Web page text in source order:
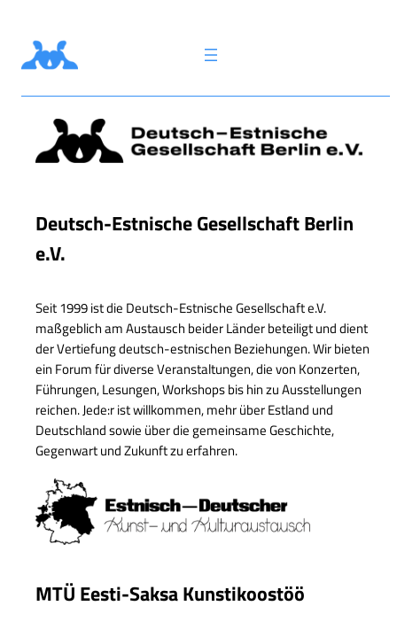
Deutsch-Estnische Gesellschaft Berlin
e.V.
Seit 1999 ist die Deutsch-Estnische Gesellschaft e.V.
maßgeblich am Austausch beider Länder beteiligt und dient
der Vertiefung deutsch-estnischen Beziehungen. Wir bieten
ein Forum für diverse Veranstaltungen, die von Konzerten,
Führungen, Lesungen, Workshops bis hin zu Ausstellungen
reichen. Jede:r ist willkommen, mehr über Estland und
Deutschland sowie über die gemeinsame Geschichte,
Gegenwart und Zukunft zu erfahren.
MTÜ Eesti-Saksa Kunstikoostöö